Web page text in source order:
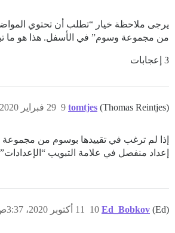
يرجى ملاحظة خيار “تطلب أن تحتوي
من مجموعة وسوم” في الأسفل. هذا هو ما
3 إعجابات
tomtjes (Thomas Reintjes) 29 فبراير 2020، 7:26م 9
إذا لم ترغب في تقييدها بوسوم من مجموعة
إعداد منفصل في علامة التبويب
Ed_Bobkov (Ed) 11 أكتوبر 2020، 3:37ص 10